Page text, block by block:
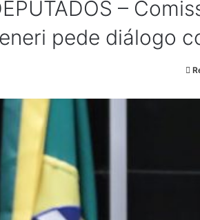
–
pede diálogo